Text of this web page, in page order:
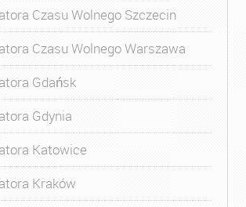
Czasu Wolnego Szczecin
Czasu Wolnego Warszawa
Gdańsk
Gdynia
Katowice
Kraków